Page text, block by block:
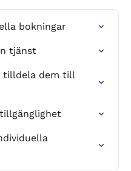
bokningar
tjänst
tilldela dem till